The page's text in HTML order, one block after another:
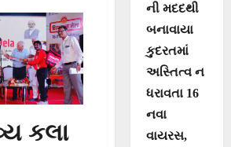
કલા
ની મદદથી
બનાવાયા
કુદરતમાં
અસ્તિત્વ ન
ધરાવતા 16
નવા
વાયરસ,